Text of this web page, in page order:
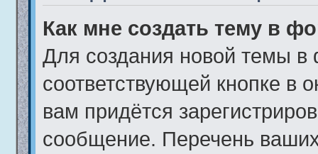
Как мне создать тему в
Для создания новой темы
соответствующей кнопке
вам придётся
сообщение. Перечень